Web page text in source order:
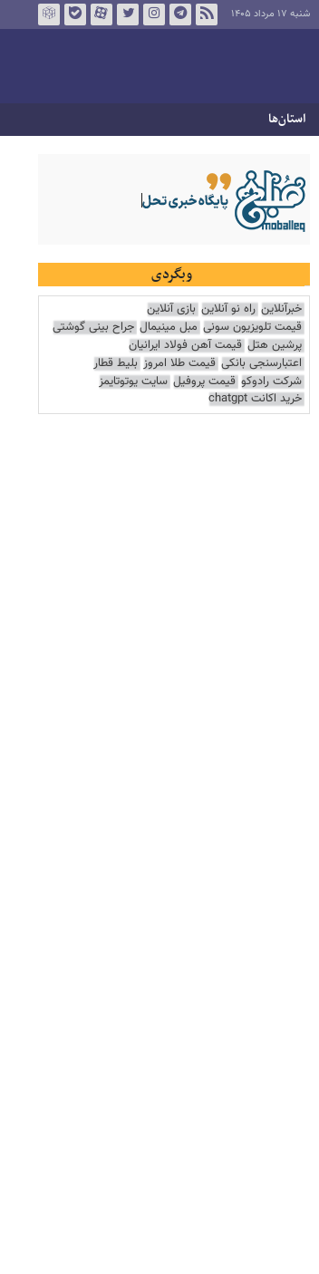
شنبه ۱۷ مرداد ۱۴۰۵
استان‌ها
وبگردی
خبرآنلاین راه نو آنلاین بازی آنلاین
قیمت تلویزیون سونی مبل مینیمال جراح بینی گوشتی
پرشین هتل قیمت آهن فولاد ایرانیان
اعتبارسنجی بانکی قیمت طلا امروز بلیط قطار
شرکت رادوکو قیمت پروفیل سایت یوتوتایمز
خرید اکانت chatgpt